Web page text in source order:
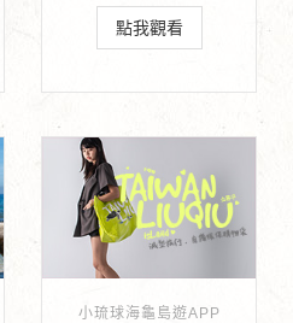
點我觀看
小琉球海龜島遊APP